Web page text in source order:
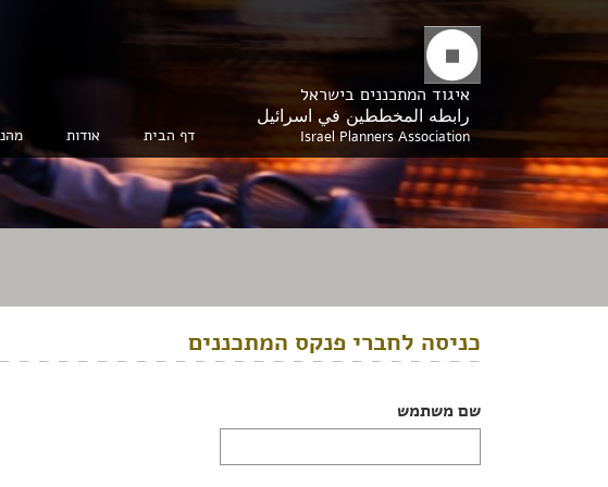
איגוד המתכננים בישראל
رابطه المخططين في اسرائيل
Israel Planners Association דף הבית אודות
כניסה לחברי פנקס המתכננים
שם משתמש